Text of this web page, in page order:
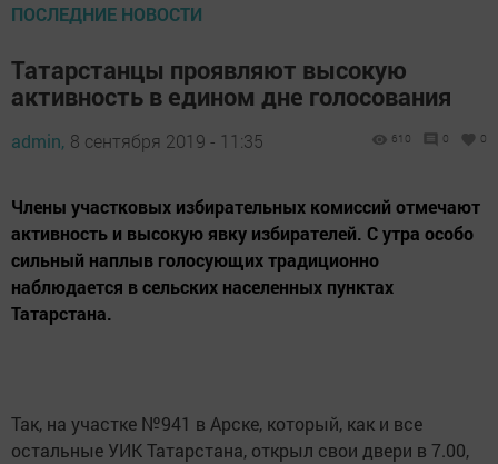
ПОСЛЕДНИЕ НОВОСТИ
Татарстанцы проявляют высокую
активность в едином дне голосования
admin, 8 сентября 2019 - 11:35 610 0 0
Члены участковых избирательных комиссий отмечают
активность и высокую явку избирателей. С утра особо
сильный наплыв голосующих традиционно
наблюдается в сельских населенных пунктах
Татарстана.
Так, на участке №941 в Арске, который, как и все
остальные УИК Татарстана, открыл свои двери в 7.00,